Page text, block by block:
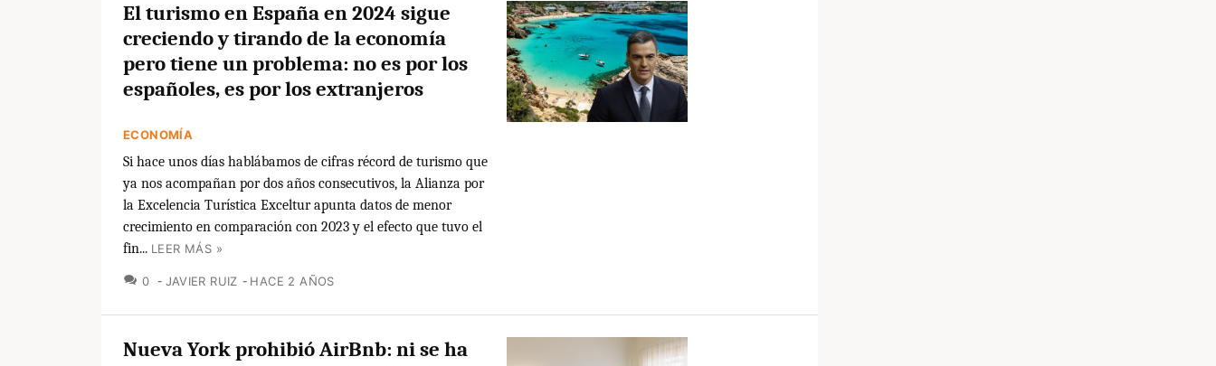
El turismo en España en 2024 sigue
creciendo y tirando de la economía
pero tiene un problema: no es por los
españoles, es por los extranjeros
ECONOMÍA
Si hace unos días hablábamos de cifras récord de turismo que
ya nos acompañan por dos años consecutivos, la Alianza por
la Excelencia Turística Exceltur apunta datos de menor
crecimiento en comparación con 2023 y el efecto que tuvo el
fin... LEER MÁS »
0 COMENTARIOS
JAVIER RUIZ HACE 2 AÑOS
Nueva York prohibió AirBnb: ni se ha